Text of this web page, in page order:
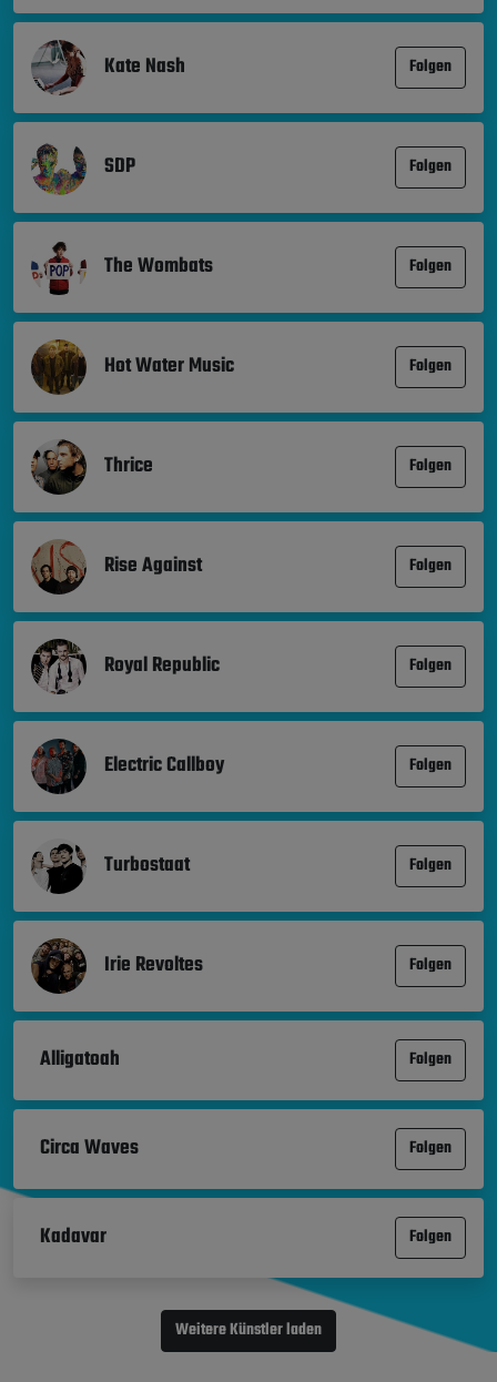
Kate Nash Folgen
SDP Folgen
The Wombats Folgen
Hot Water Music Folgen
Thrice Folgen
Rise Against Folgen
Royal Republic Folgen
Electric Callboy Folgen
Turbostaat Folgen
Irie Revoltes Folgen
Alligatoah Folgen
Circa Waves Folgen
Kadavar Folgen
Weitere Künstler laden